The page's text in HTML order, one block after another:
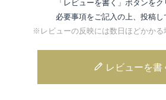
「レビューを書く」ボタンをク
必要事項をご記入の上、投稿し
※レビューの反映には数日ほどかかる
レビューを書